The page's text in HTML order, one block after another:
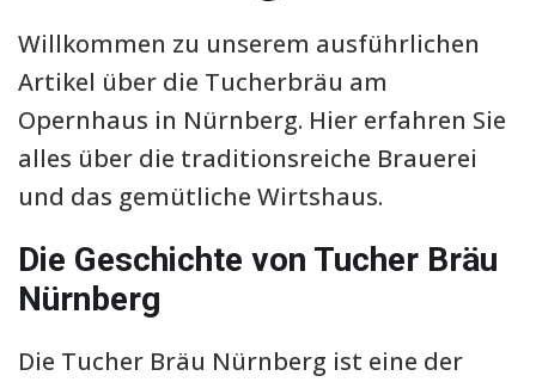
Willkommen zu unserem ausführlichen
Artikel über die Tucherbräu am
Opernhaus in Nürnberg. Hier erfahren Sie
alles über die traditionsreiche Brauerei
und das gemütliche Wirtshaus.
Die Geschichte von Tucher Bräu
Nürnberg
Die Tucher Bräu Nürnberg ist eine der